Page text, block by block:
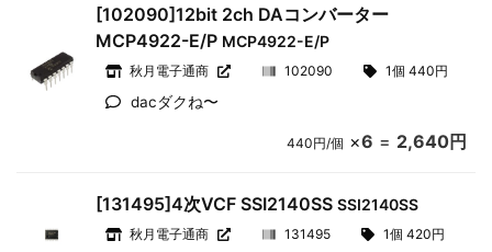
[102090]12bit 2ch DAコンバーター
MCP4922-E/P MCP4922-E/P
秋月電子通商 102090 1個 440円
dacダクね〜
440円/個 ×6 = 2,640円
[131495]4次VCF SSI2140SSSSI2140SS
秋月電子通商 131495 1個 420円